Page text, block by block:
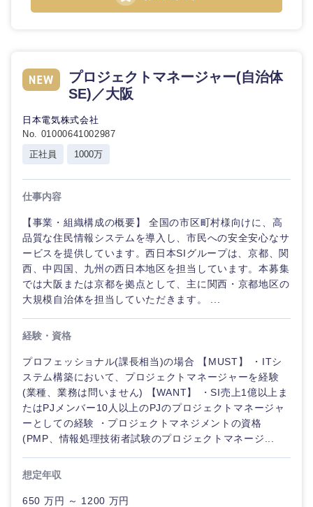
プロジェクトマネージャー(自治体
SE)／大阪
日本電気株式会社
No. 01000641002987
正社員
1000万
仕事内容
【事業・組織構成の概要】 全国の市区町村様向けに、高
品質な住民情報システムを導入し、市民への安全安心なサ
ービスを提供しています。西日本SIグループは、京都、関
西、中四国、九州の西日本地区を担当しています。本募集
では大阪または京都を拠点として、主に関西・京都地区の
大規模自治体を担当していただきます。 ...
経験・資格
プロフェッショナル(課長相当)の場合 【MUST】 ・ITシ
ステム構築において、プロジェクトマネージャーを経験
(業種、業務は問いません) 【WANT】 ・SI売上1億以上ま
たはPJメンバー10人以上のPJのプロジェクトマネージャ
ーとしての経験 ・プロジェクトマネジメントの資格
(PMP、情報処理技術者試験のプロジェクトマネージ...
想定年収
650 万円 ～ 1200 万円